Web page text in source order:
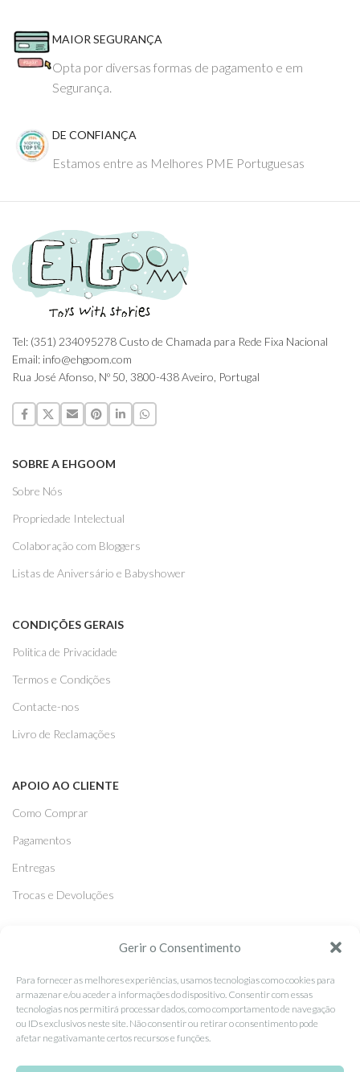
Gerir o Consentimento
Para fornecer as melhores experiências, usamos tecnologias como cookies para
armazenar e/ou aceder a informações do dispositivo. Consentir com essas
tecnologias nos permitirá processar dados, como comportamento de navegação
ou IDs exclusivos neste site. Não consentir ou retirar o consentimento pode
afetar negativamante certos recursos e funções.
MAIOR SEGURANÇA
Opta por diversas formas de pagamento e em
Segurança.
DE CONFIANÇA
Estamos entre as Melhores PME Portuguesas
Tel: (351) 234095278 Custo de Chamada para Rede Fixa Nacional
Email: info@ehgoom.com
Rua José Afonso, Nº 50, 3800-438 Aveiro, Portugal
SOBRE A EHGOOM
Sobre Nós
Propriedade Intelectual
Colaboração com Bloggers
Listas de Aniversário e Babyshower
CONDIÇÕES GERAIS
Politica de Privacidade
Termos e Condições
Contacte-nos
Livro de Reclamações
APOIO AO CLIENTE
Como Comprar
Pagamentos
Entregas
Trocas e Devoluções
Facebook
Instagram
Pinterest